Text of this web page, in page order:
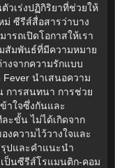
วเร่งปฏิกิริยาที่ช่วยให้
ม่ ซีรีส์สื่อสารว่าบาง
รถเปิดโอกาสให้เรา
สัมพันธ์ที่มีความหมาย
งจากความรักแบบ
Fever นำเสนอความ
การสนทนา การช่วย
าใจซึ่งกันและ
ะขั้น ไม่ได้เกิดจาก
ความไว้วางใจและ
รุปและคำแนะนำ
ป็นซีรีส์โรแมนติก-คอม